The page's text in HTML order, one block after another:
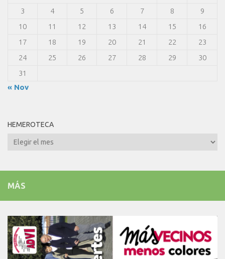
3
4 5 6 7 8
9
10
11 12 13 14 15
16
17
18 19 20 21 22
23
24
25 26 27 28 29
30
31
« Nov
HEMEROTECA
Hemeroteca
MÁS